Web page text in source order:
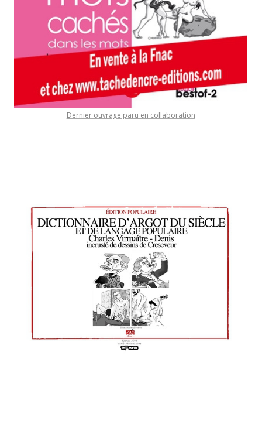
Dernier ouvrage paru en collaboration